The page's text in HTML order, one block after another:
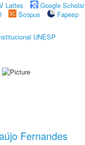
Lattes
Google Scholar
Scopus
Fapesp
UNESP
Fernandes